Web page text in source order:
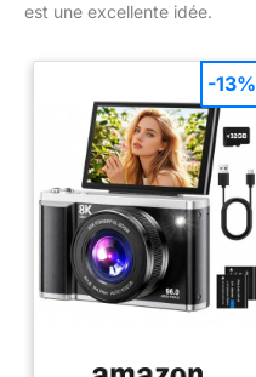
est une excellente idée.
-13%